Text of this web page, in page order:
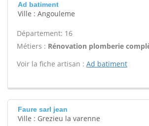
Ad batiment
Ville : Angouleme
Département: 16
Métiers : Rénovation plomberie
Voir la fiche artisan : Ad batiment
Faure sarl jean
Ville : Grezieu la varenne